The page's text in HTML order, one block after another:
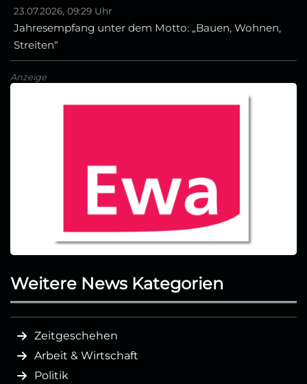
23.07.2026, 09:29 Uhr
Jahresempfang unter dem Motto: „Bauen, Wohnen,
Streiten“
Anzeige
Weitere News Kategorien
Zeitgeschehen
Arbeit & Wirtschaft
Politik